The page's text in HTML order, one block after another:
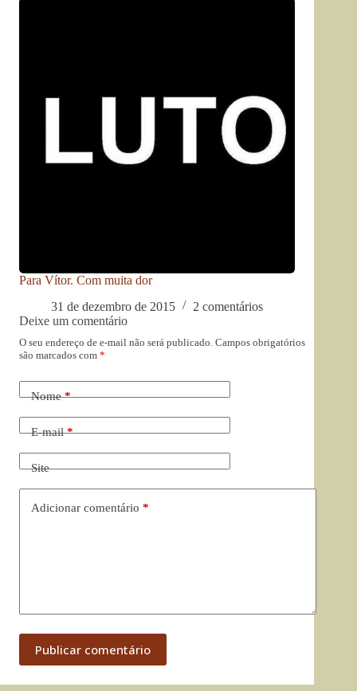
Para Vítor. Com muita dor
31 de dezembro de 2015
2 comentários
Deixe um comentário
O seu endereço de e-mail não será publicado. Campos obrigatórios
são marcados com *
Nome*
E-mail*
Site
Adicionar comentário *
Publicar comentário